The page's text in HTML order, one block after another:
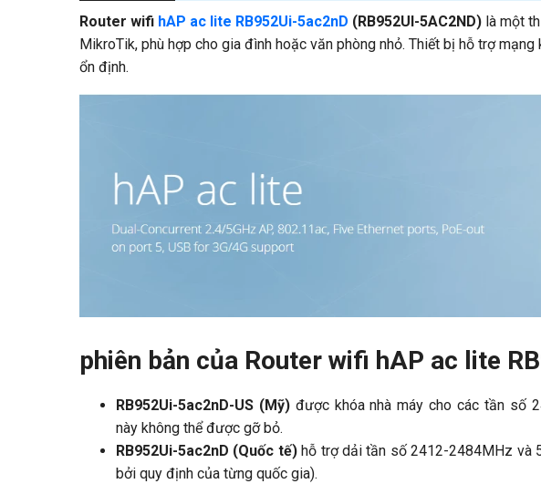
Router wifi hAP ac lite RB952Ui-5ac2nD (RB952UI-5AC2ND) là một
MikroTik, phù hợp cho gia đình hoặc văn phòng nhỏ. Thiết bị hỗ trợ
ổn định.
phiên bản của Router wifi hAP ac lite
RB952Ui-5ac2nD-US (Mỹ)được khóa nhà máy cho các tần số
này không thể được gỡ bỏ.
RB952Ui-5ac2nD (Quốc tế)hỗ trợ dải tần số 2412-2484MHz và
bởi quy định của từng quốc gia).